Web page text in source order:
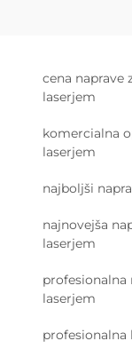
cena naprave
laserjem
komercialna
laserjem
najboljši
najnovejša
laserjem
profesionalna
laserjem
profesionalna